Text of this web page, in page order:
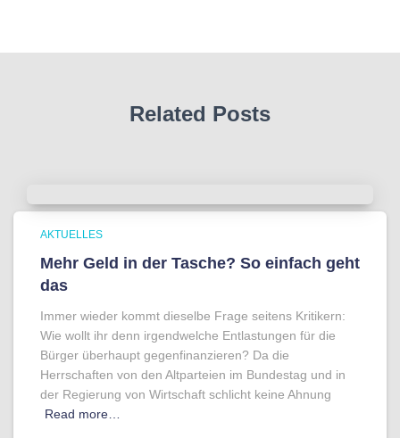
Related Posts
AKTUELLES
Mehr Geld in der Tasche? So einfach geht
das
Immer wieder kommt dieselbe Frage seitens Kritikern:
Wie wollt ihr denn irgendwelche Entlastungen für die
Bürger überhaupt gegenfinanzieren? Da die
Herrschaften von den Altparteien im Bundestag und in
der Regierung von Wirtschaft schlicht keine Ahnung
Read more…